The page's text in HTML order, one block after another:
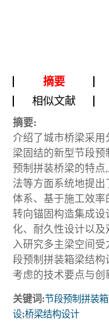
摘要
相似文献
摘要:
介绍了城市桥梁采
梁固结的新型节段
预制拼装桥梁的特点
法等方面系统地提
体系、基于施工效
转向锚固构造集成
化、耐久性设计以
入研究多主梁空间
段预制拼装箱梁结构
考虑的技术要点与创
关键词:节段预制拼装
设;桥梁结构设计